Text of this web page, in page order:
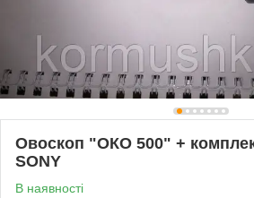
Овоскоп "ОКО 500" +
SONY
В наявності